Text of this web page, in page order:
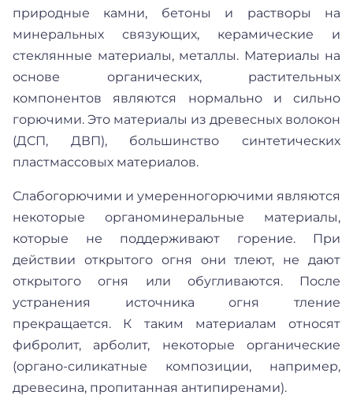
природные камни, бетоны и растворы на
минеральных связующих, керамические и
стеклянные материалы, металлы. Материалы на
основе органических, растительных
компонентов являются нормально и сильно
горючими. Это материалы из древесных волокон
(ДСП, ДВП), большинство синтетических
пластмассовых материалов.
Слабогорючими и умеренногорючими являются
некоторые органоминеральные материалы,
которые не поддерживают горение. При
действии открытого огня они тлеют, не дают
открытого огня или обугливаются. После
устранения источника огня тление
прекращается. К таким материалам относят
фибролит, арболит, некоторые органические
(органо-силикатные композиции, например,
древесина, пропитанная антипиренами).